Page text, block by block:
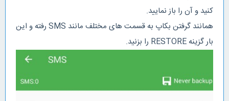
کنید و آن را باز نمایید.
همانند گرفتن بکاپ به قسمت های مختلف مانند SMS رفته و این
بار گزینه RESTORE را بزنید.